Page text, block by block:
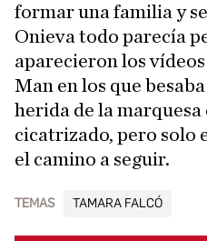
formar una familia y
Onieva todo parecía
aparecieron los
Man en los que
herida de la marquesa
cicatrizado, pero solo
el camino a seguir.
TEMAS TAMARA FALCÓ